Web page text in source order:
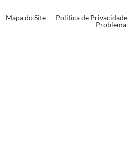
Mapa do Site – Politica de Privacidade –
Problema